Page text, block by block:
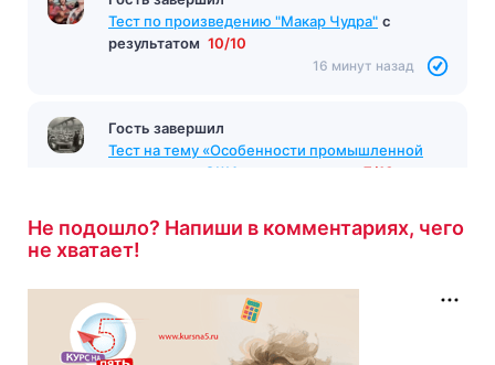
Тест по произведению "Макар Чудра" с
результатом 10/10
16 минут назад
Гость завершил
Тест на тему «Особенности промышленной
революции в США»
7/10
Не подошло? Напиши в комментариях, чего
не хватает!